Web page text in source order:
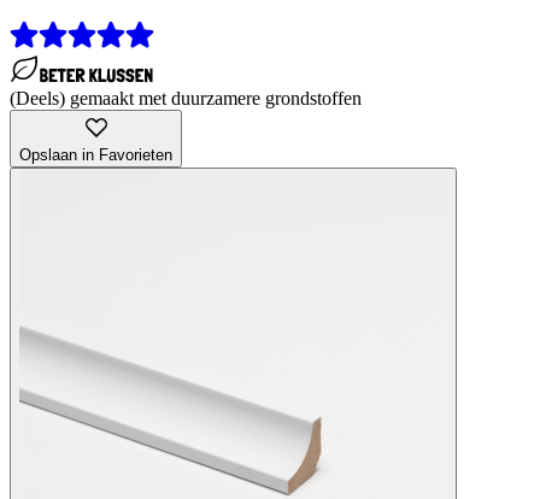
(Deels) gemaakt met duurzamere grondstoffen
Opslaan in Favorieten